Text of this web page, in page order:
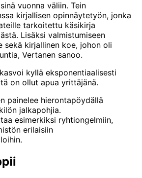
vuonna väliin. Tein
kirjallisen opinnäytetyön, jonka
tarkoitettu käsikirja
Lisäksi valmistumiseen
kirjallinen koe, johon oli
Vertanen sanoo.
kyllä eksponentiaalisesti
on ollut apua yrittäjänä.
esimerkiksi ryhtion­gelmiin,
erilaisiin